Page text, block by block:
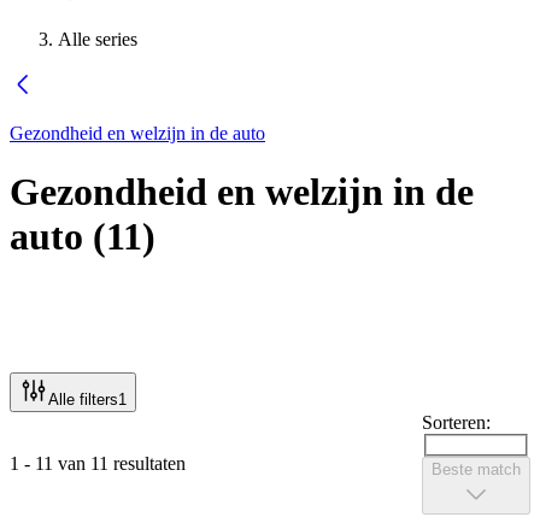
Alle series
Gezondheid en welzijn in de auto
Gezondheid en welzijn in de
auto (11)
Alle filters1
1 - 11 van 11 resultaten
Sorteren:
Beste match